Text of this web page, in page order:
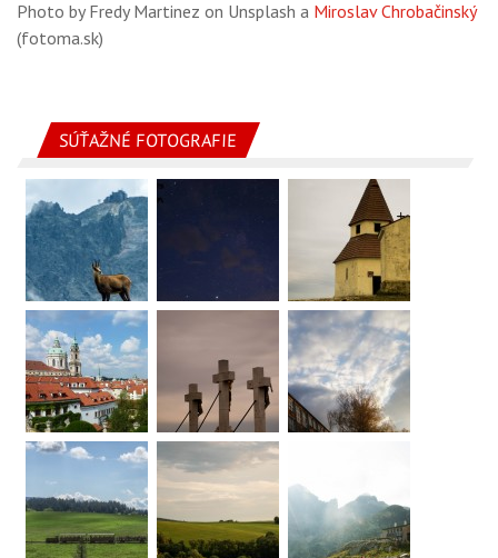
Photo by Fredy Martinez on Unsplash a Miroslav Chrobačinský
(fotoma.sk)
SÚŤAŽNÉ FOTOGRAFIE